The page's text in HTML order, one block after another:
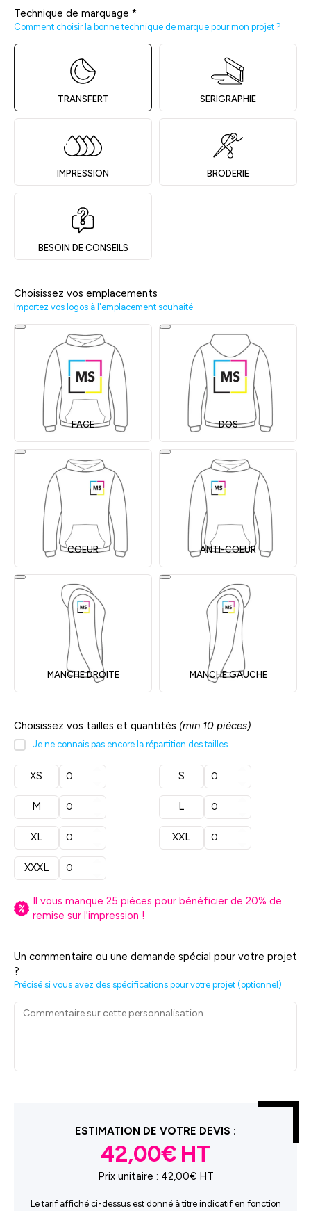
Technique de marquage *
Comment choisir la bonne technique de marque pour mon projet ?
TRANSFERT SERIGRAPHIE
IMPRESSION BRODERIE
BESOIN DE CONSEILS
Choisissez vos emplacements
Importez vos logos à l'emplacement souhaité
FACE DOS
COEUR ANTI-COEUR
MANCHE DROITE MANCHE GAUCHE
Choisissez vos tailles et quantités (min 10 pièces)
Je ne connais pas encore la répartition des tailles
XS S
M L
XL XXL
XXXL
Il vous manque 25 pièces pour bénéficier de 20% de
remise sur l'impression !
Un commentaire ou une demande spécial pour votre projet
?
Précisé si vous avez des spécifications pour votre projet (optionnel)
ESTIMATION DE VOTRE DEVIS :
42,00€
Prix unitaire : 42,00€ HT
Le tarif affiché ci-dessus est donné à titre indicatif en fonction